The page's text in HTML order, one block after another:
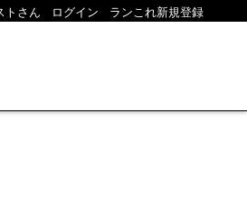
トさん ログイン ランこれ新規登録